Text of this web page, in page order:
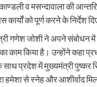
व मसन्दावाला की
कार्यों को पूर्ण करने के निर्देश
गणेश जोशी ने अपने संबोधन में
काम किया है। उन्होंने कहा
प्रदेश में मुख्यमंत्री पुष्कर
हमेशा से स्नेह और आशीर्वाद